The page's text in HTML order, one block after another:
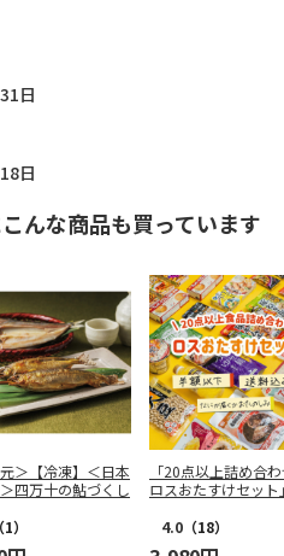
日
日
んな商品も買っています
＞【冷凍】＜日本
四万十の鮎づくし
（1）
「20点以上詰め合
ロスおたすけセット
4.0 （18）